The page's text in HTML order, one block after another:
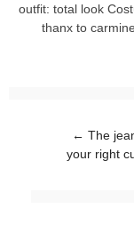
outfit: total look
thanx to
Post navigation
← The
your right